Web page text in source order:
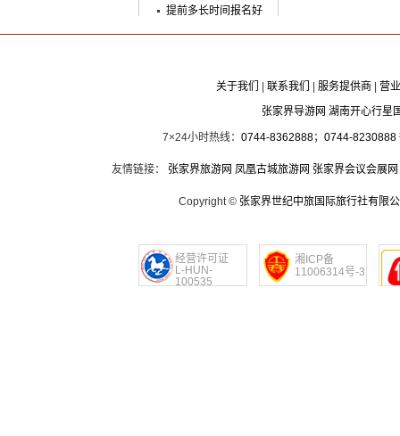
提前多长时间报名好
关于我们 联系我们 服务提供商
营
张家界导游网 湖南开心行星
7×24小时热线： 0744-8362888； 0744-8230888
友情链接： 张家界旅游网 凤凰古城旅游网 张家界会议会展网
Copyright © 张家界世纪中旅国际旅行社有限
经营许可证
L-HUN-
100535
湘ICP备
11006314号-3